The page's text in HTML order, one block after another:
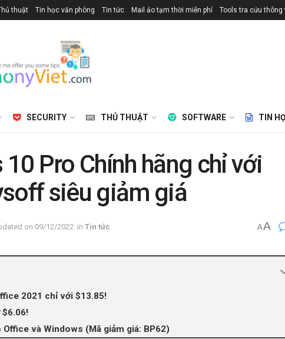
thuật Tin học văn phòng Tin tức Mail ảo tạm thời miễn phí Tools tra cứu thông
SECURITY THỦ THUẬT SOFTWARE TIN
Pro Chính hãng chỉ với
siêu giảm giá
on 09/12/2022 in Tin tức AA
2021 chỉ với $13.85!
Office và Windows (Mã giảm giá: BP62)